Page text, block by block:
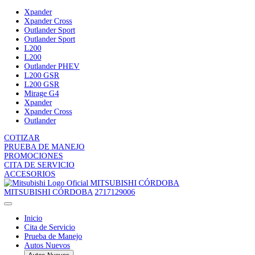
Xpander
Xpander Cross
Outlander Sport
Outlander Sport
L200
L200
Outlander PHEV
L200 GSR
L200 GSR
Mirage G4
Xpander
Xpander Cross
Outlander
COTIZAR
PRUEBA DE MANEJO
PROMOCIONES
CITA DE SERVICIO
ACCESORIOS
MITSUBISHI CÓRDOBA
MITSUBISHI CÓRDOBA 2717129006
Inicio
Cita de Servicio
Prueba de Manejo
Autos Nuevos